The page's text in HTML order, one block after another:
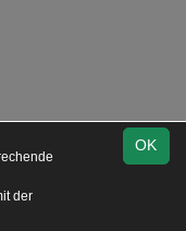
OK
der